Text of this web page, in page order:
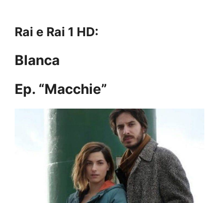
Rai e Rai 1 HD:
Blanca
Ep. “Macchie”